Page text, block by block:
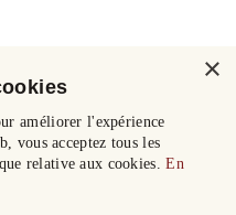
×
améliorer l'expérience
vous acceptez tous les
relative aux cookies.En